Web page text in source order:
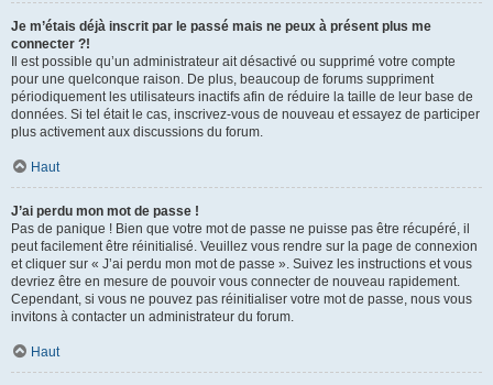
Je m’étais déjà inscrit par le passé mais ne peux à présent plus me
connecter ?!
Il est possible qu’un administrateur ait désactivé ou supprimé votre compte
pour une quelconque raison. De plus, beaucoup de forums suppriment
périodiquement les utilisateurs inactifs afin de réduire la taille de leur base de
données. Si tel était le cas, inscrivez-vous de nouveau et essayez de participer
plus activement aux discussions du forum.
Haut
J’ai perdu mon mot de passe !
Pas de panique ! Bien que votre mot de passe ne puisse pas être récupéré, il
peut facilement être réinitialisé. Veuillez vous rendre sur la page de connexion
et cliquer sur « J’ai perdu mon mot de passe ». Suivez les instructions et vous
devriez être en mesure de pouvoir vous connecter de nouveau rapidement.
Cependant, si vous ne pouvez pas réinitialiser votre mot de passe, nous vous
invitons à contacter un administrateur du forum.
Haut